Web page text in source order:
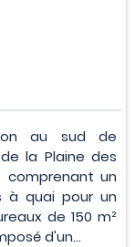
au sud de
la Plaine des
comprenant un
à quai pour un
de 150 m²
d'un...